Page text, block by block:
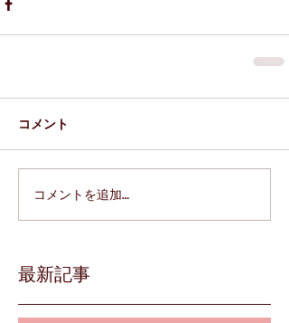
コメント
コメントを追加…
最新記事